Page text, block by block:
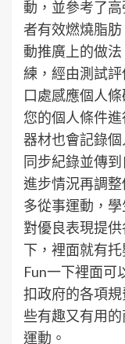
動，並參考了
者有效燃燒脂
動推廣上的做
練，經由測試
口處感應個人
您的個人條件
器材也會記錄
同步紀錄並傳
進步情況再調
多從事運動，
對優良表現提
下，裡面就有
Fun一下裡面可
扣政府的各項
些有趣又有用
運動。